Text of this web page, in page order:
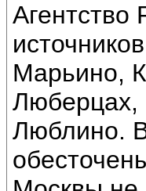
Агентство
Марьино,
Люберцах,
Люблино. В